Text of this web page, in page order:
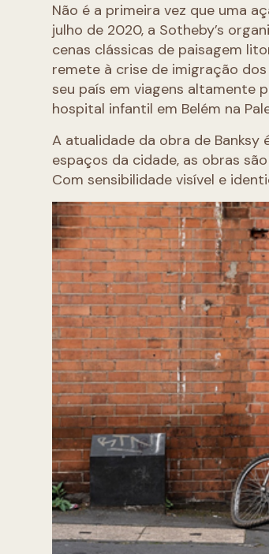
Não é a primeira vez que uma
julho de 2020, a Sotheby’s
cenas clássicas de paisagem
remete à crise de imigração
seu país em viagens altamente
hospital infantil em Belém na
A atualidade da obra de
espaços da cidade, as obras
Com sensibilidade visível e